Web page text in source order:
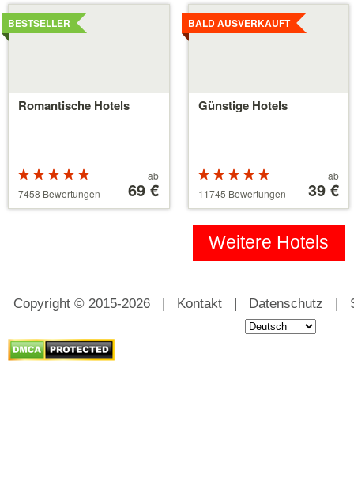
Romantische Hotels
BESTSELLER
Bewertung:
Sternen
7458 Bewertungen
ab
69 €
Details
ansehen
Günstige Hotels
BALD AUSVERKAUFT
Bewertung:
Sternen
11745 Bewertungen 110 €
ab
39 €
Details
ansehen
Weitere Hotels
Copyright © 2015-2026 | Kontakt | Datenschutz |